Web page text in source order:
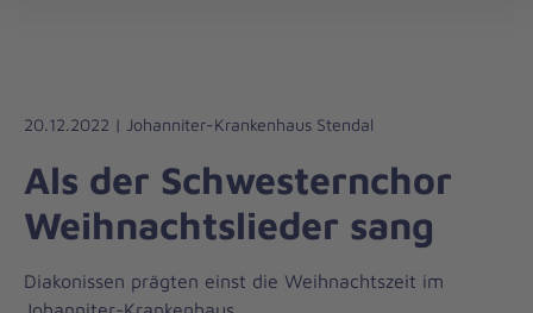
Liebe
Leben
20.12.2022 | Johanniter-Krankenhaus Stendal
Als der Schwesternchor
Weihnachtslieder sang
Diakonissen prägten einst die Weihnachtszeit im